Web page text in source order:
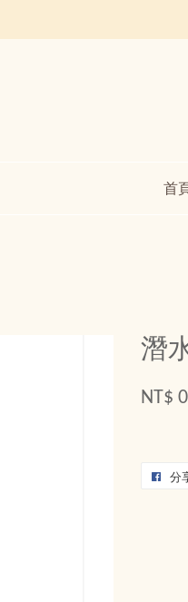
首
潛
NT$ 0
分